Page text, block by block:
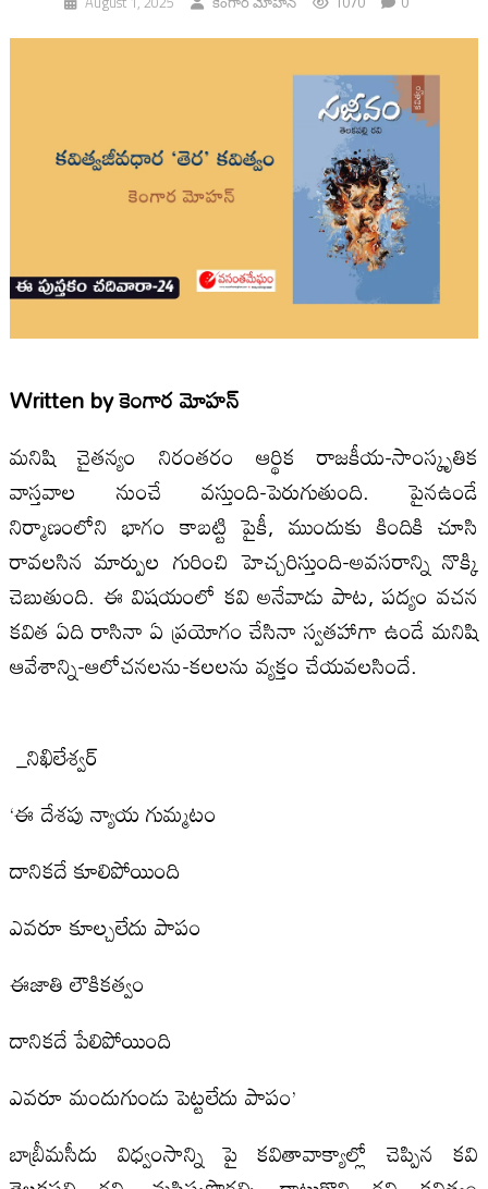
Written byకెంగార మోహన్
మనిషి చైతన్యం నిరంతరం ఆర్థిక రాజకీయ-సాంస్కృతిక
వాస్తవాల నుంచే వస్తుంది-పెరుగుతుంది. పైనఉండే
నిర్మాణంలోని భాగం కాబట్టి పైకీ, ముందుకు కిందికి చూసి
రావలసిన మార్పుల గురించి హెచ్చరిస్తుంది-అవసరాన్ని నొక్కి
చెబుతుంది. ఈ విషయంలో కవి అనేవాడు పాట, పద్యం వచన
కవిత ఏది రాసినా ఏ ప్రయోగం చేసినా స్వతహాగా ఉండే మనిషి
ఆవేశాన్ని-ఆలోచనలను-కలలను వ్యక్తం చేయవలసిందే.
_నిఖిలేశ్వర్‌
‘ఈ దేశపు న్యాయ గుమ్మటం
దానికదే కూలిపోయింది
ఎవరూ కూల్చలేదు పాపం
ఈజాతి లౌకికత్వం
దానికదే పేలిపోయింది
ఎవరూ మందుగుండు పెట్టలేదు పాపం’
బాబ్రీమసీదు విధ్వంసాన్ని పై కవితావాక్యాల్లో చెప్పిన కవి